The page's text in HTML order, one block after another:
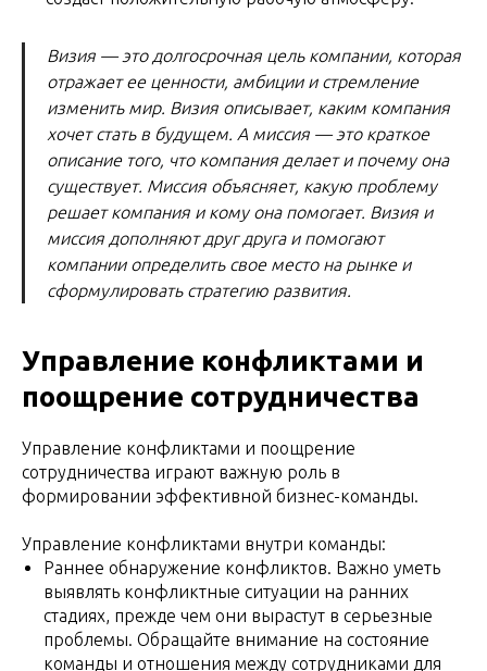
Визия — это долгосрочная цель компании, которая
отражает ее ценности, амбиции и стремление
изменить мир. Визия описывает, каким компания
хочет стать в будущем. А миссия — это краткое
описание того, что компания делает и почему она
существует. Миссия объясняет, какую проблему
решает компания и кому она помогает. Визия и
миссия дополняют друг друга и помогают
компании определить свое место на рынке и
сформулировать стратегию развития.
Управление конфликтами и
поощрение сотрудничества
Управление конфликтами и поощрение
сотрудничества играют важную роль в
формировании эффективной бизнес-команды.
Управление конфликтами внутри команды:
Раннее обнаружение конфликтов. Важно уметь
выявлять конфликтные ситуации на ранних
стадиях, прежде чем они вырастут в серьезные
проблемы. Обращайте внимание на состояние
команды и отношения между сотрудниками для